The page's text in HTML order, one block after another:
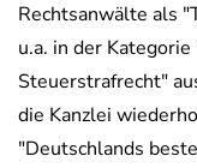
Rechtsanwälte als
u.a. in der
Steuerstrafrecht"
die Kanzlei
"Deutschlands